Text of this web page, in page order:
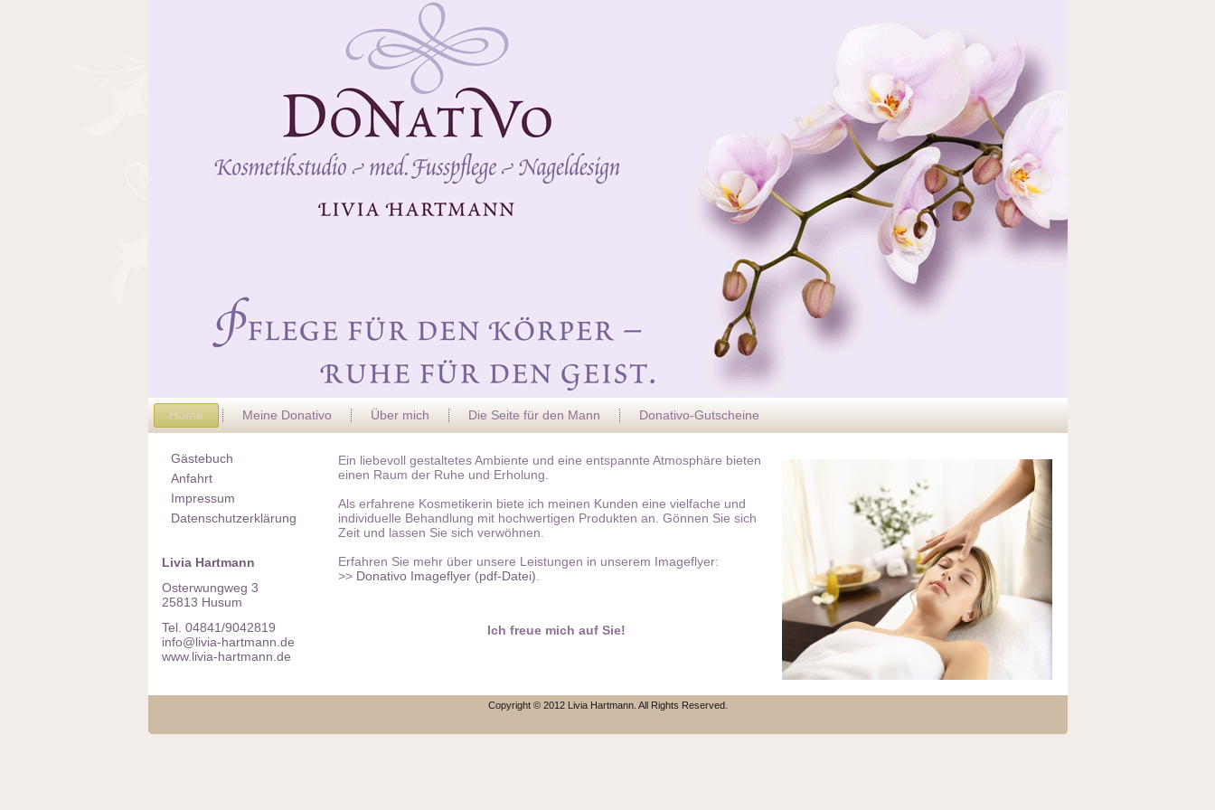
Home Meine Donativo Über mich Die Seite für den Mann Donativo-Gutscheine
Gästebuch
Anfahrt
Impressum
Datenschutzerklärung
Livia Hartmann
Osterwungweg 3
25813 Husum
Tel. 04841/9042819
info@livia-hartmann.de
www.livia-hartmann.de
Ein liebevoll gestaltetes Ambiente und eine entspannte Atmosphäre bieten
einen Raum der Ruhe und Erholung.
Als erfahrene Kosmetikerin biete ich meinen Kunden eine vielfache und
individuelle Behandlung mit hochwertigen Produkten an. Gönnen Sie sich
Zeit und lassen Sie sich verwöhnen.
Erfahren Sie mehr über unsere Leistungen in unserem Imageflyer:
>>Donativo Imageflyer (pdf-Datei)
Ich freue mich auf Sie!
Copyright © 2012 Livia Hartmann. All Rights Reserved.